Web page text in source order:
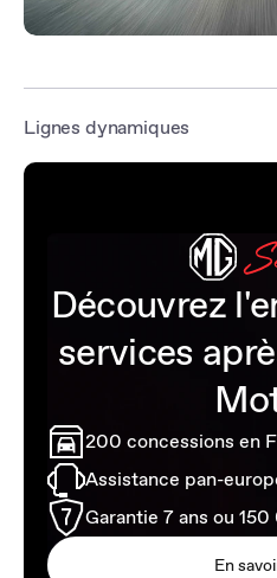
Lignes dynamiques
La MG4 EV XPOWER est équipée
Découvrez
services
200 concessions en
Assistance pan-
Garantie 7 ans ou
En